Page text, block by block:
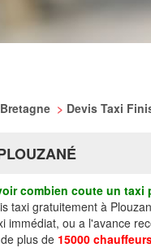
> Devis Taxi
combien coute un
taxi gratuitement à
immédiat, ou a l'avance
plus de 15000